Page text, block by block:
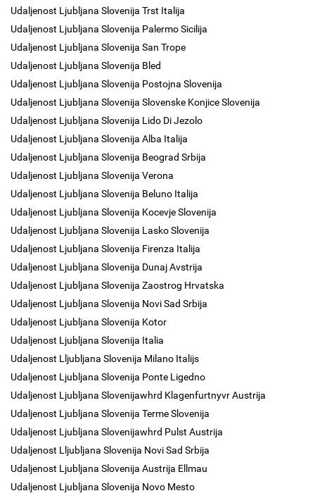
Udaljenost Ljubljana Slovenija Trst Italija
Udaljenost Ljubljana Slovenija Palermo Sicilija
Udaljenost Ljubljana Slovenija San Trope
Udaljenost Ljubljana Slovenija Bled
Udaljenost Ljubljana Slovenija Postojna Slovenija
Udaljenost Ljubljana Slovenija Slovenske Konjice Slovenija
Udaljenost Ljubljana Slovenija Lido Di Jezolo
Udaljenost Ljubljana Slovenija Alba Italija
Udaljenost Ljubljana Slovenija Beograd Srbija
Udaljenost Ljubljana Slovenija Verona
Udaljenost Ljubljana Slovenija Beluno Italija
Udaljenost Ljubljana Slovenija Kocevje Slovenija
Udaljenost Ljubljana Slovenija Lasko Slovenija
Udaljenost Ljubljana Slovenija Firenza Italija
Udaljenost Ljubljana Slovenija Dunaj Avstrija
Udaljenost Ljubljana Slovenija Zaostrog Hrvatska
Udaljenost Ljubljana Slovenija Novi Sad Srbija
Udaljenost Ljubljana Slovenija Kotor
Udaljenost Ljubljana Slovenija Italia
Udaljenost Lljubljana Slovenija Milano Italijs
Udaljenost Ljubljana Slovenija Ponte Ligedno
Udaljenost Ljubljana Slovenijawhrd Klagenfurtnyvr Austrija
Udaljenost Ljubljana Slovenija Terme Slovenija
Udaljenost Ljubljana Slovenijawhrd Pulst Austrija
Udaljenost Lljubljana Slovenija Novi Sad Srbija
Udaljenost Ljubljana Slovenija Austrija Ellmau
Udaljenost Ljubljana Slovenija Novo Mesto